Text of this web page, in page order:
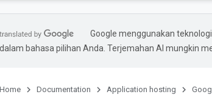
Google menggunakan
dalam bahasa pilihan Anda. Terjemahan AI mungkin
Home Documentation Application hosting